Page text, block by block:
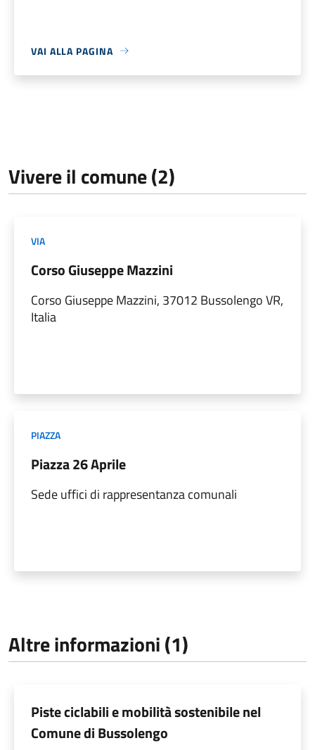
VAI ALLA PAGINA
Vivere il comune (2)
VIA
Corso Giuseppe Mazzini
Corso Giuseppe Mazzini, 37012 Bussolengo VR,
Italia
PIAZZA
Piazza 26 Aprile
Sede uffici di rappresentanza comunali
Altre informazioni (1)
Piste ciclabili e mobilità sostenibile nel
Comune di Bussolengo